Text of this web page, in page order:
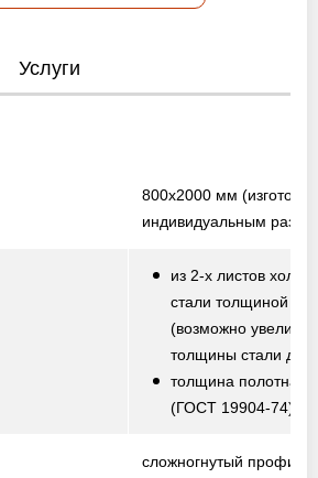
Москва и вся область!
Работаем без выходных!
Услуги
800х2000 мм
индивидуальным
из 2-х листов
стали толщиной
(возможно
толщины стали до
толщина полотна
(ГОСТ 19904-74)
сложногнутый профиль